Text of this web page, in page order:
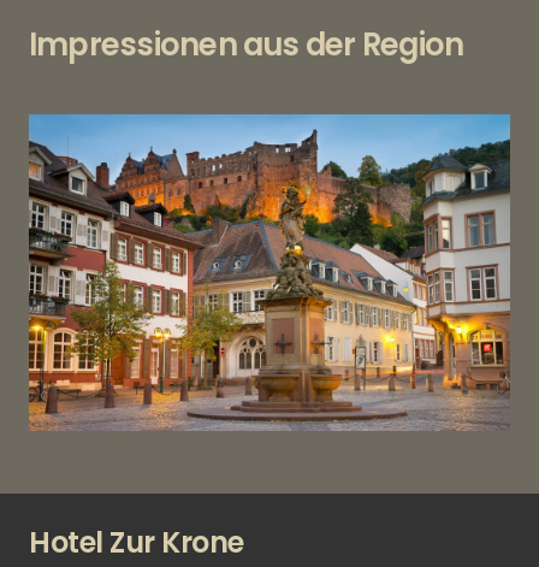
Impressionen aus der Region
Hotel Zur Krone